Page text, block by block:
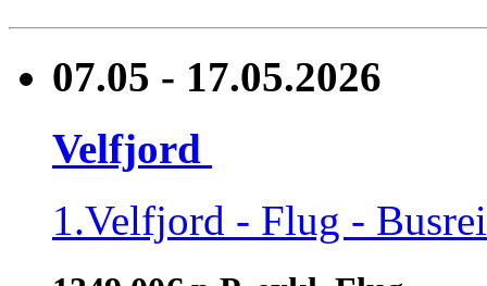
07.05 - 17.05.2026
Velfjord
1.Velfjord - Flug -